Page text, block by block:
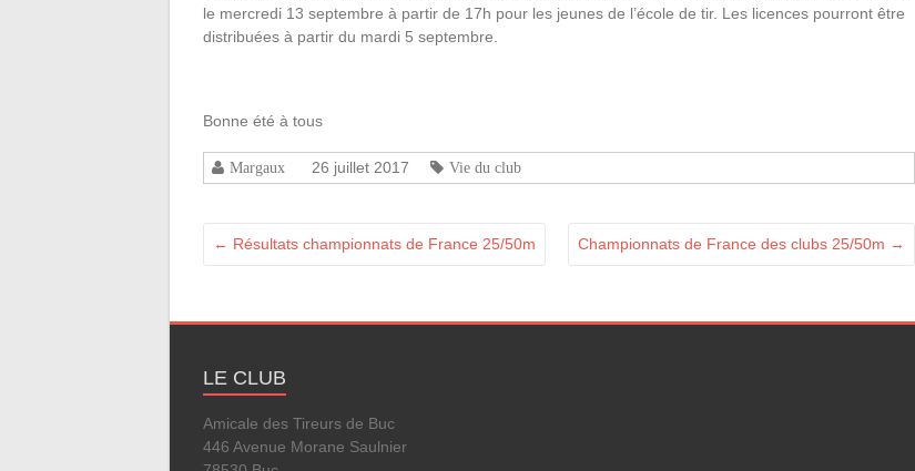
le mercredi 13 septembre à partir de 17h pour les jeunes de l’école de tir. Les licences pourront être
distribuées à partir du mardi 5 septembre.
Bonne été à tous
Margaux 26 juillet 2017 Vie du club
← Résultats championnats de France 25/50m Championnats de France des clubs 25/50m →
LE CLUB
Amicale des Tireurs de Buc
446 Avenue Morane Saulnier